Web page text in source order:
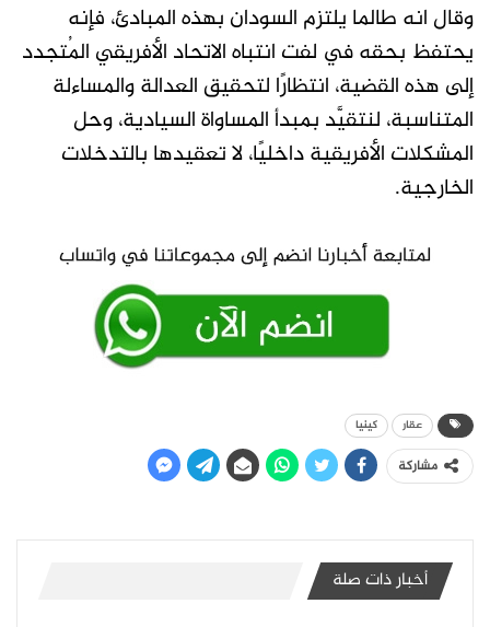
وقال انه طالما يلتزم السودان بهذه المبادئ، فإنه
يحتفظ بحقه في لفت انتباه الاتحاد الأفريقي المُتجدد
إلى هذه القضية، انتظارًا لتحقيق العدالة والمساءلة
المتناسبة، لنتقيَّد بمبدأ المساواة السيادية، وحل
المشكلات الأفريقية داخليًا، لا تعقيدها بالتدخلات
الخارجية.
عقار كينيا
مشاركة
أخبار ذات صلة